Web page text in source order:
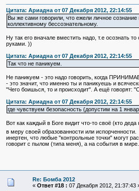
Цитата: Ариадна от 07 Декабря 2012, 22:14:55
Вы же сами говорили, что ежели личное
коллективному бессознательному.
Ну так его вначале вместить надо, т.е осознать
руками. ))
Цитата: Ариадна от 07 Декабря 2012, 22:14:55
Так что не паникуем.
Не паникуем - это надо говорить, когда
- это значит, что именно ты и паникуешь и
"Чего боишься, то и происходит". А ещё говорят:
Цитата: Ариадна от 07 Декабря 2012, 22:14:55
где чувствуем безопасность (допустим на 1
Вот как каждый в Боге видит что-то своё (кто
в меру своей образованности или испорченности.
инертен, что любые "контрольные точки" могут
говорит с пылом (типа меня), а на события в
Re: Бомба 2012
« Ответ #18 : 07 Декабря 2012, 21:37:43